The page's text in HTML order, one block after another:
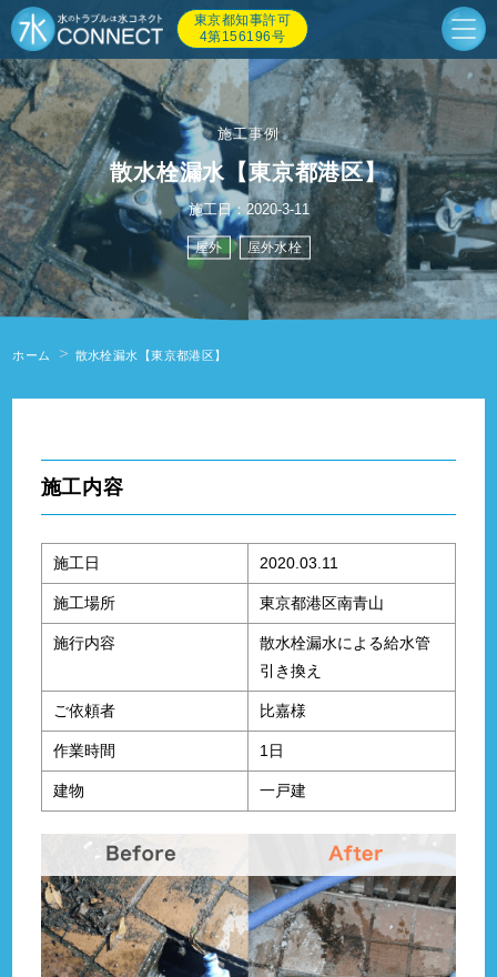
東京都知事許可
4第156196号
施工事例
散水栓漏水【東京都港区】
施工日：2020-3-11
屋外 屋外水栓
ホーム 散水栓漏水【東京都港区】
施工内容
施工日 2020.03.11
施工場所 東京都港区南青山
施行内容
散水栓漏水による給水管
引き換え
ご依頼者 比嘉様
作業時間 1日
建物 一戸建